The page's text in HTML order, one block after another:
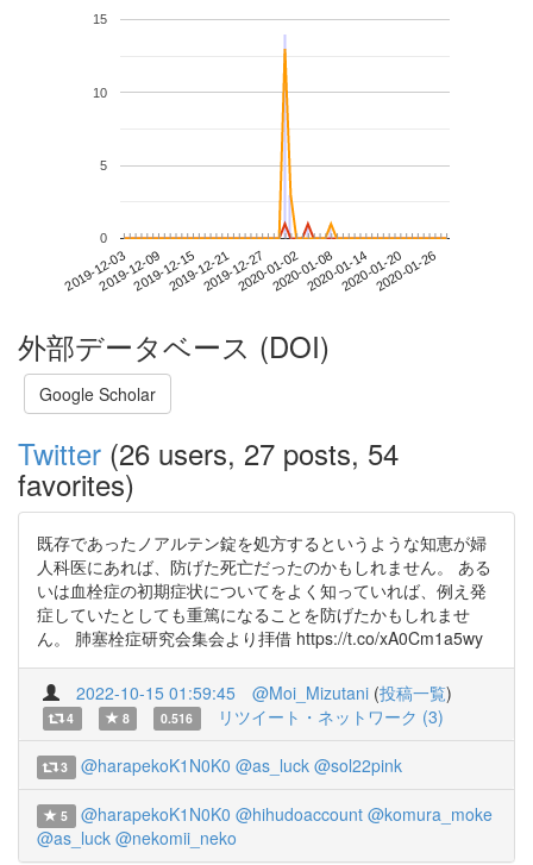
2019-12-032019-12-092019-12-152019-12-212019-12-272020-01-022020-01-082020-01-142020-01-202020-01-26
0
5
10
15
外部データベース (DOI)
Google Scholar
Twitter (26 users, 27 posts, 54
favorites)
既存であったノアルテン錠を処方するというような知恵が婦
人科医にあれば、防げた死亡だったのかもしれません。 ある
いは血栓症の初期症状についてをよく知っていれば、例え発
症していたとしても重篤になることを防げたかもしれませ
ん。 肺塞栓症研究会集会より拝借 https://t.co/xA0Cm1a5wy
2022-10-15 01:59:45 @Moi_Mizutani (投稿一覧)
4 8 0.516 リツイート・ネットワーク (3)
3 @harapekoK1N0K0 @as_luck @sol22pink
5 @harapekoK1N0K0 @hihudoaccount @komura_moke
@as_luck @nekomii_neko